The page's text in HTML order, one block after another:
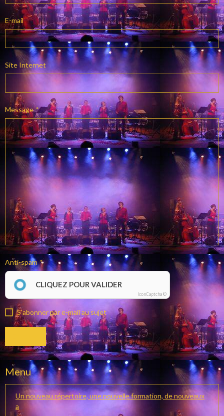
E-mail
Site Internet
Message
Anti-spam
CLIQUEZ POUR VALIDER
IconCaptcha ©
S'abonner par e-mail au sujet
Menu
Un nouveau répertoire, une nouvelle formation, de nouveaux
a